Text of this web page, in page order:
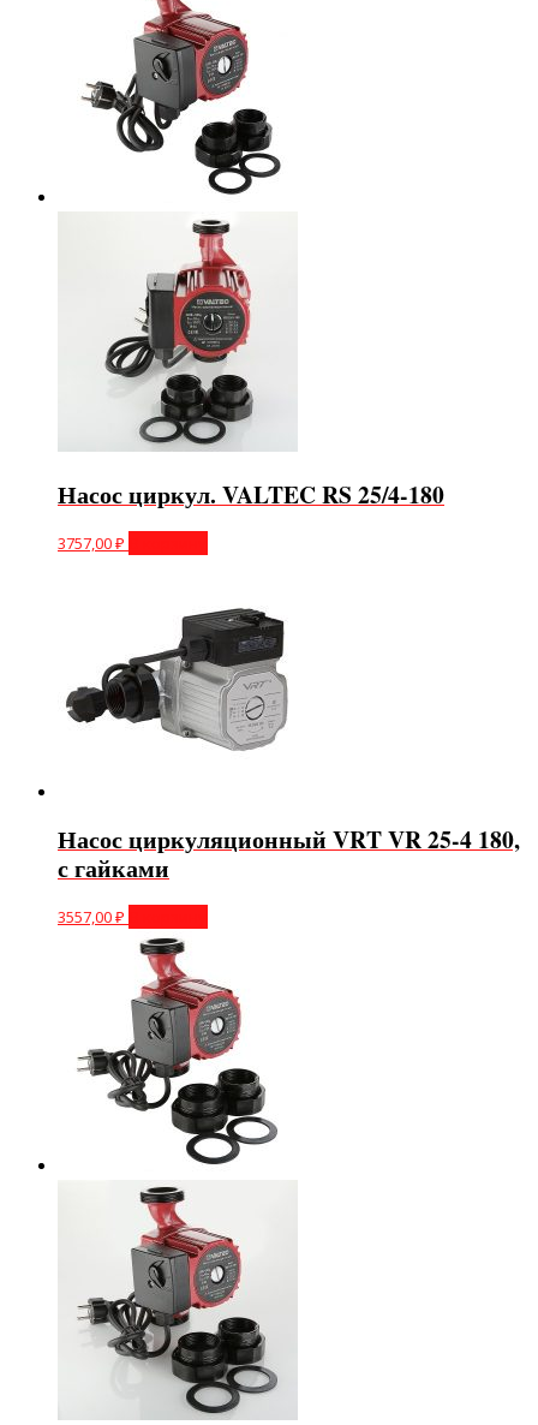
Насос циркул. VALTEC RS 25/4-180
3757,00₽
Насос циркуляционный VRT VR 25-4 180,
с гайками
3557,00₽